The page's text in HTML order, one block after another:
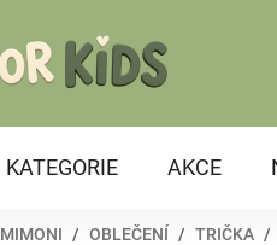
KATEGORIE AKCE
MIMONI / OBLEČENÍ / TRIČKA /